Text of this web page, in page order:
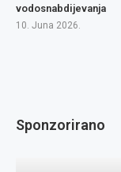
vodosnabdijevanja
10. Juna 2026.
Sponzorirano